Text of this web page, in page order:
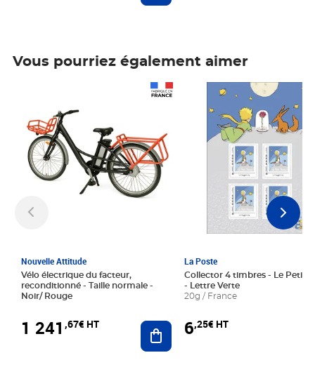
Vous pourriez également aimer
Nouvelle Attitude
Vélo électrique du facteur,
reconditionné - Taille normale -
Noir/ Rouge
1 241 ,67€ HT Ajouter au panier
La Poste
Collector 4 timbres - Le Petit
- Lettre Verte
20g / France
6,25€ HT
Prix 6,25€ HT